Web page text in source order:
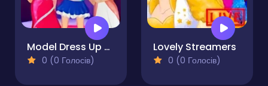
Model Dress Up Makeover Games
0 (0 Голосів)
Lovely Streamers
0 (0 Голосів)